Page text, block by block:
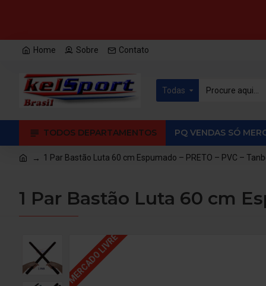
Home Sobre Contato
Todas
TODOS DEPARTAMENTOS PQ VENDAS SÓ
1 Par Bastão Luta 60 cm Espumado – PRETO – PVC –
1 Par Bastão Luta 60 cm
MERCADO LIVRE